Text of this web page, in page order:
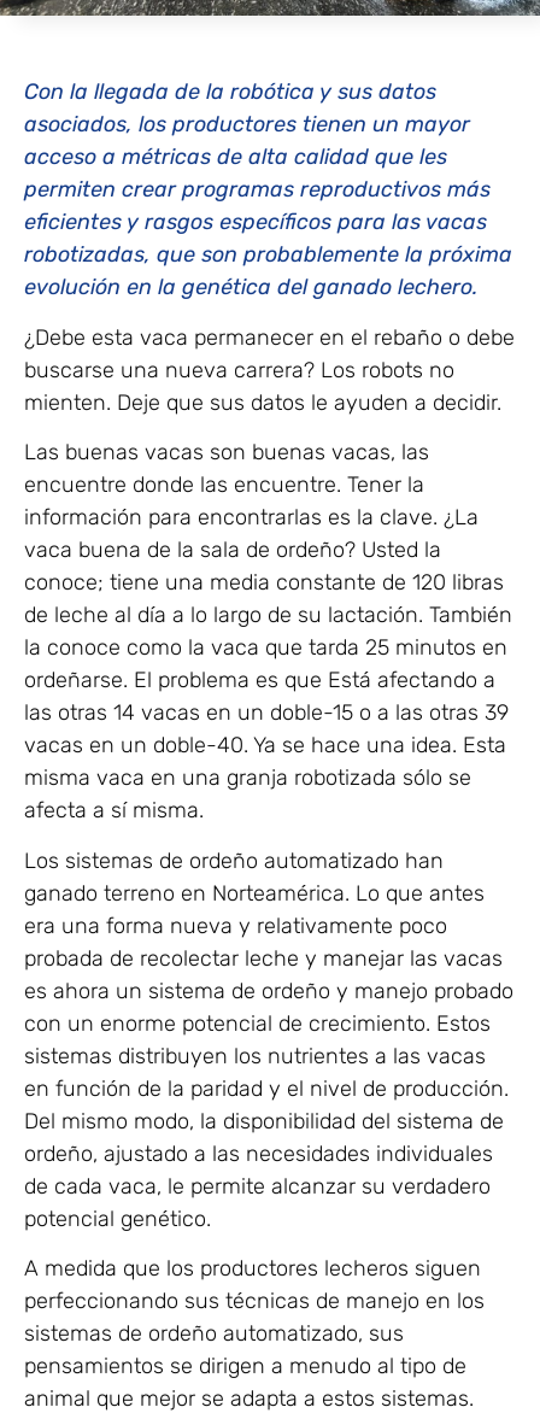
Con la llegada de la robótica y sus datos
asociados, los productores tienen un mayor
acceso a métricas de alta calidad que les
permiten crear programas reproductivos más
eficientes y rasgos específicos para las vacas
robotizadas, que son probablemente la próxima
evolución en la genética del ganado lechero.
¿Debe esta vaca permanecer en el rebaño o debe
buscarse una nueva carrera? Los robots no
mienten. Deje que sus datos le ayuden a decidir.
Las buenas vacas son buenas vacas, las
encuentre donde las encuentre. Tener la
información para encontrarlas es la clave. ¿La
vaca buena de la sala de ordeño? Usted la
conoce; tiene una media constante de 120 libras
de leche al día a lo largo de su lactación. También
la conoce como la vaca que tarda 25 minutos en
ordeñarse. El problema es que Está afectando a
las otras 14 vacas en un doble-15 o a las otras 39
vacas en un doble-40. Ya se hace una idea. Esta
misma vaca en una granja robotizada sólo se
afecta a sí misma.
Los sistemas de ordeño automatizado han
ganado terreno en Norteamérica. Lo que antes
era una forma nueva y relativamente poco
probada de recolectar leche y manejar las vacas
es ahora un sistema de ordeño y manejo probado
con un enorme potencial de crecimiento. Estos
sistemas distribuyen los nutrientes a las vacas
en función de la paridad y el nivel de producción.
Del mismo modo, la disponibilidad del sistema de
ordeño, ajustado a las necesidades individuales
de cada vaca, le permite alcanzar su verdadero
potencial genético.
A medida que los productores lecheros siguen
perfeccionando sus técnicas de manejo en los
sistemas de ordeño automatizado, sus
pensamientos se dirigen a menudo al tipo de
animal que mejor se adapta a estos sistemas.